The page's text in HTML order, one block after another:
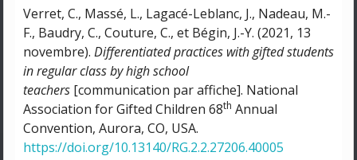
Verret, C., Massé, L., Lagacé-Leblanc, J., Nadeau, M.-
F., Baudry, C., Couture, C., et Bégin, J.-Y. (2021, 13
novembre). Differentiated practices with gifted students
in regular class by high school
teachers[communication par affiche]. National
Association for Gifted Children 68th Annual
Convention, Aurora, CO, USA.
https://doi.org/10.13140/RG.2.2.27206.40005